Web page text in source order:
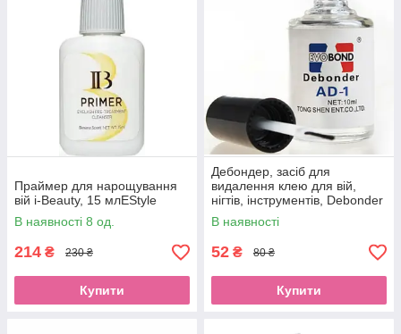
Праймер для нарощування
вій i-Beauty, 15 млEStyle
В наявності 8 од.
214 ₴ 230 ₴
Купити
Дебондер, засіб для
видалення клею для вій,
нігтів, інструментів, Debonder
EvoBond AD-1, 10 млEStyle
В наявності
52 ₴ 80 ₴
Купити